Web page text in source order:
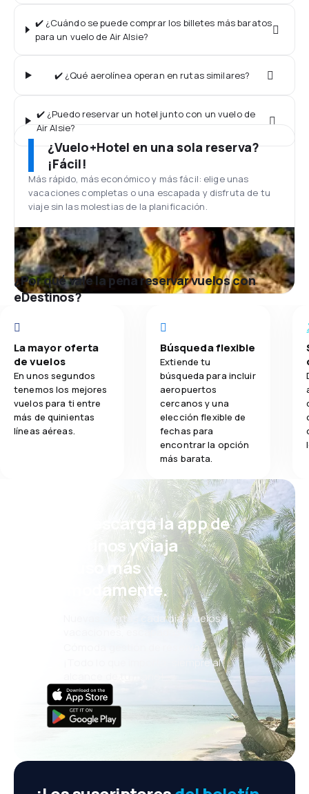
✔️ ¿Cuándo se puede comprar los billetes más baratos
para un vuelo de Air Alsie?
✔️ ¿Qué aerolínea operan en rutas similares?
✔️ ¿Puedo reservar un hotel junto con un vuelo de
Air Alsie?
¿Vuelo+Hotel en una sola reserva?
¡Fácil!
Más rápido, más económico y más fácil: elige unas
vacaciones completas o una escapada y disfruta de tu
viaje sin las molestias de la planificación.
¿Por qué vale la pena reservar vuelos con
eDestinos?
La mayor oferta
de vuelos
En unos segundos
tenemos los mejores
vuelos para ti entre
más de quinientas
líneas aéreas.
Búsqueda flexible
Extiende tu
búsqueda para incluir
aeropuertos
cercanos y una
elección flexible de
fechas para
encontrar la opción
más barata.
¡Eh! Descarga la app de
eDestinos y viaja
incluso más
cómodamente.
Nuevas ofertas cada día: vuelos,
vacaciones, escapadas
Cómoda gestión de reservas
¡Todo lo que importa, siempre al